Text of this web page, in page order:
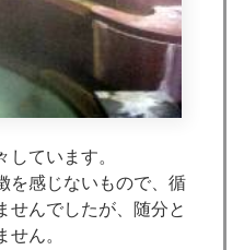
ています。
を感じないもので、循
せんでしたが、随分と
ん。